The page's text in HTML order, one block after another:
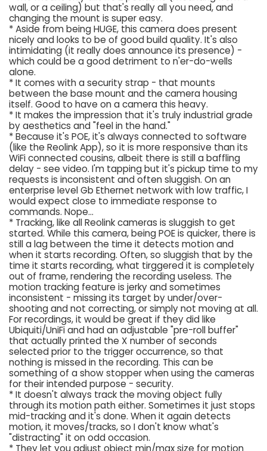
wall, or a ceiling) but that's really all you need, and
changing the mount is super easy.
* Aside from being HUGE, this camera does present
nicely and looks to be of good build quality. It's also
intimidating (it really does announce its presence) -
which could be a good detriment to n'er-do-wells
alone.
* It comes with a security strap - that mounts
between the base mount and the camera housing
itself. Good to have on a camera this heavy.
* It makes the impression that it's truly industrial grade
by aesthetics and "feel in the hand."
* Because it's POE, it's always connected to software
(like the Reolink App), so it is more responsive than its
WiFi connected cousins, albeit there is still a baffling
delay - see video. I'm tapping but it's pickup time to my
requests is inconsistent and often sluggish. On an
enterprise level Gb Ethernet network with low traffic, I
would expect close to immediate response to
commands. Nope...
* Tracking, like all Reolink cameras is sluggish to get
started. While this camera, being POE is quicker, there is
still a lag between the time it detects motion and
when it starts recording. Often, so sluggish that by the
time it starts recording, what tirggered it is completely
out of frame, rendering the recording useless. The
motion tracking feature is jerky and sometimes
inconsistent - missing its target by under/over-
shooting and not correcting, or simply not moving at all.
For recordings, it would be great if they did like
Ubiquiti/UniFi and had an adjustable "pre-roll buffer"
that actually printed the X number of seconds
selected prior to the trigger occurrence, so that
nothing is missed in the recording. This can be
something of a show stopper when using the cameras
for their intended purpose - security.
* It doesn't always track the moving object fully
through its motion path either. Sometimes it just stops
mid-tracking and it's done. When it again detects
motion, it moves/tracks, so I don't know what's
"distracting" it on odd occasion.